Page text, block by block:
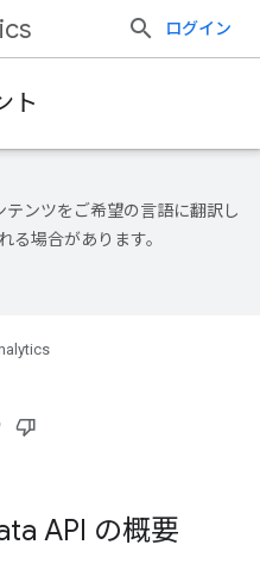
ログイン
ト
テンツをご希望の言語に翻訳し
る場合があります。
API の概要